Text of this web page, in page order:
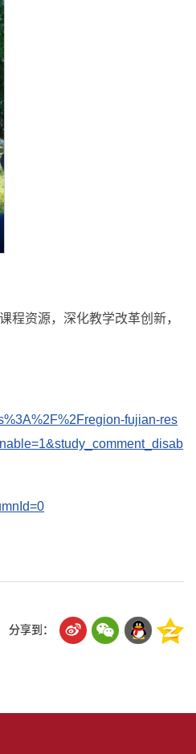
程资源，深化教学改革创新，
fujian-res
分享到：